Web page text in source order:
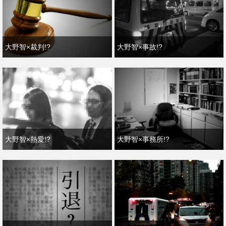
大野智×裁判!? 大野智×事故!?
大野智×熱愛!? 大野智×事務所!?